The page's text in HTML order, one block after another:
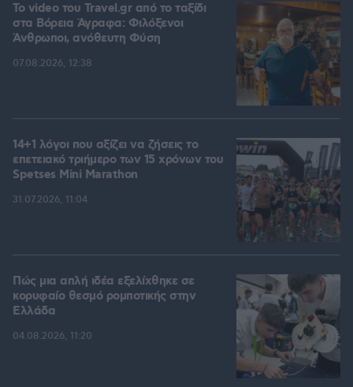
To video του Travel.gr από το ταξίδι
στα Βόρεια Άγραφα: Φιλόξενοι
Άνθρωποι, ανόθευτη Φύση
07.08.2026, 12:38
14+1 λόγοι που αξίζει να ζήσεις το
επετειακό τριήμερο των 15 χρόνων του
Spetses Mini Marathon
31.07.2026, 11:04
Πώς μια απλή ιδέα εξελίχθηκε σε
κορυφαίο θεσμό ρομποτικής στην
Ελλάδα
04.08.2026, 11:20